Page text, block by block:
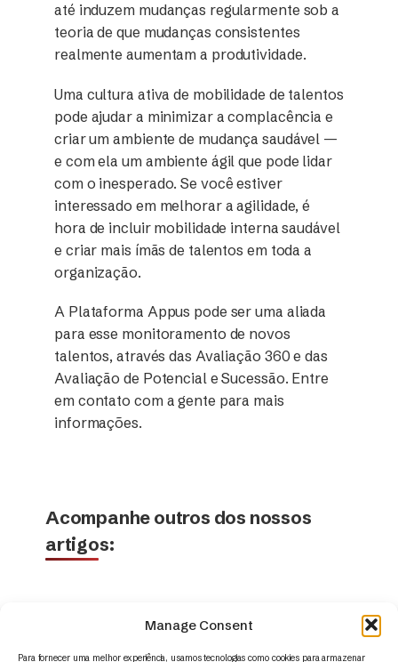
Manage Consent
Para fornecer uma melhor experiência, usamos tecnologias como cookies para armazenar
até induzem mudanças regularmente sob a
teoria de que mudanças consistentes
realmente aumentam a produtividade.
Uma cultura ativa de mobilidade de talentos
pode ajudar a minimizar a complacência e
criar um ambiente de mudança saudável —
e com ela um ambiente ágil que pode lidar
com o inesperado. Se você estiver
interessado em melhorar a agilidade, é
hora de incluir mobilidade interna saudável
e criar mais ímãs de talentos em toda a
organização.
A Plataforma Appus pode ser uma aliada
para esse monitoramento de novos
talentos, através das Avaliação 360 e das
Avaliação de Potencial e Sucessão. Entre
em contato com a gente para mais
informações.
Acompanhe outros dos nossos
artigos: